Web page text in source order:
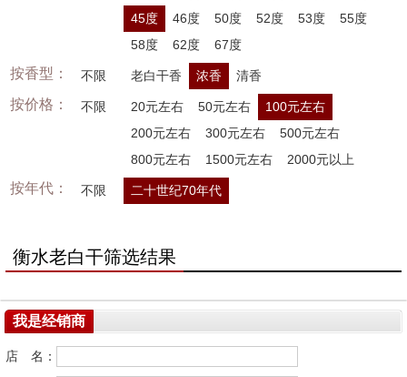
45度
46度 50度 52度 53度
55度
58度
62度 67度
按香型： 不限 老白干香 浓香 清香
按价格： 不限 20元左右 50元左右
100元左右
200元左右
300元左右
500元左右
800元左右
1500元左右 2000元以上
按年代： 不限 二十世纪70年代
衡水老白干筛选结果
我是经销商
店 名：